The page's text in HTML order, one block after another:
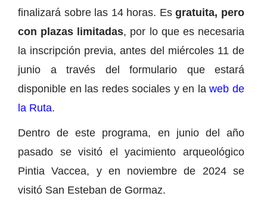
finalizará sobre las 14 horas. Esgratuita, pero
con plazas limitadas, por lo que es necesaria
la inscripción previa, antes del miércoles 11 de
junio a través del formulario que estará
disponible en las redes sociales y en laweb de
la Ruta.
Dentro de este programa, en junio del año
pasado se visitó el yacimiento arqueológico
Pintia Vaccea, y en noviembre de 2024 se
visitó San Esteban de Gormaz.